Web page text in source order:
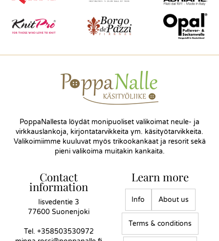
PoppaNallesta löydät monipuoliset valikoimat neule- ja
virkkauslankoja, kirjontatarvikkeita ym. käsityötarvikkeita.
Valikoimiimme kuuluvat myös trikookankaat ja resorit sekä
pieni valikoima muitakin kankaita.
Contact
information
Iisvedentie 3
77600 Suonenjoki
Tel. +358503530972
Learn more
Info About us
Terms & conditions